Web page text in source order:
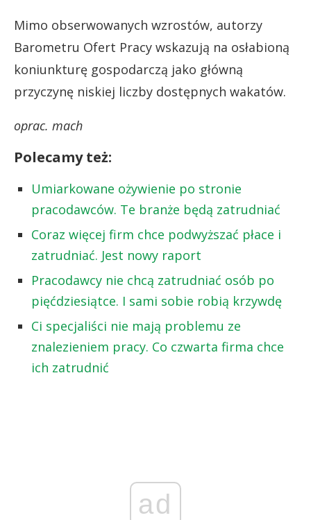
Mimo obserwowanych wzrostów, autorzy
Barometru Ofert Pracy wskazują na osłabioną
koniunkturę gospodarczą jako główną
przyczynę niskiej liczby dostępnych wakatów.
oprac. mach
Polecamy też:
Umiarkowane ożywienie po stronie
pracodawców. Te branże będą zatrudniać
Coraz więcej firm chce podwyższać płace i
zatrudniać. Jest nowy raport
Pracodawcy nie chcą zatrudniać osób po
pięćdziesiątce. I sami sobie robią krzywdę
Ci specjaliści nie mają problemu ze
znalezieniem pracy. Co czwarta firma chce
ich zatrudnić
ad